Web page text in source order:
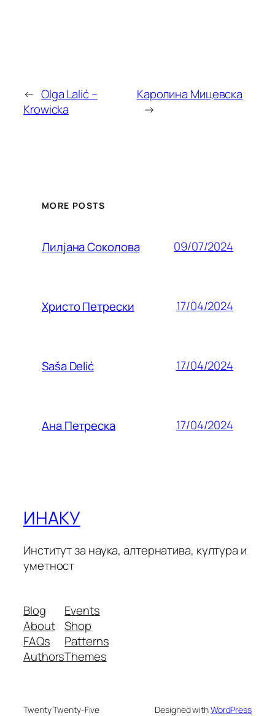
← Olga Lalić –
Krowicka
Каролина Мицевска
→
MORE POSTS
Лилjана Соколова 09/07/2024
Христо Петрески 17/04/2024
Saša Delić 17/04/2024
Ана Петреска 17/04/2024
ИНАКУ
Институт за наука, алтернатива, култура и
уметност
Blog
About
FAQs
Authors
Events
Shop
Patterns
Themes
Twenty Twenty-Five Designed withWordPress